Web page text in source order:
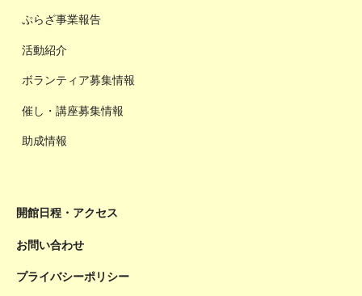
ぷらざ事業報告
活動紹介
ボランティア募集情報
催し・講座募集情報
助成情報
開館日程・アクセス
お問い合わせ
プライバシーポリシー